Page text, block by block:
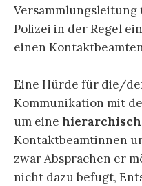
Polizei in der Regel
einen
Eine Hürde für die/
Kommunikation mit
um eine
Kontaktbeamtinnen
zwar Absprachen er
nicht dazu befugt,